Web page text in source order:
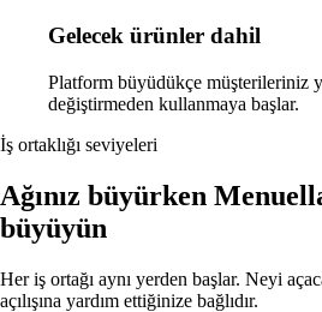
Gelecek ürünler dahil
Platform büyüdükçe müşterileriniz
değiştirmeden kullanmaya başlar.
İş ortaklığı seviyeleri
Ağınız büyürken
büyüyün
Her iş ortağı aynı yerden başlar. Neyi
açılışına yardım ettiğinize bağlıdır.